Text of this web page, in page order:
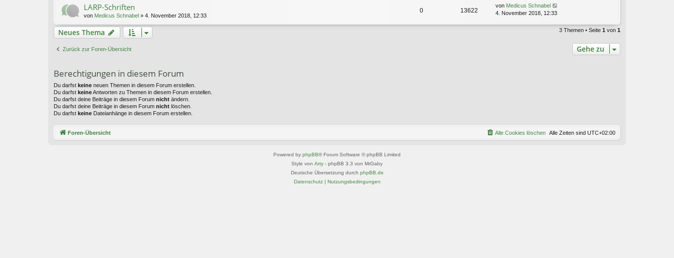
LARP-Schriften
von Medicus Schnabel » 4. November 2018, 12:33
0 13622
von Medicus Schnabel
4. November 2018, 12:33
Neues Thema 3 Themen • Seite 1 von 1
Zurück zur Foren-Übersicht Gehe zu
Berechtigungen in diesem Forum
Du darfst keine neuen Themen in diesem Forum erstellen.
Du darfst keineAntworten zu Themen in diesem Forum erstellen.
Du darfst deine Beiträge in diesem Forum nicht ändern.
Du darfst deine Beiträge in diesem Forum nicht löschen.
Du darfst keine Dateianhänge in diesem Forum erstellen.
Foren-Übersicht Alle Zeiten sind UTC+02:00
Alle Cookies löschen
Powered by phpBB® Forum Software © phpBB Limited
Style von Arty - phpBB 3.3 von MrGaby
Deutsche Übersetzung durch phpBB.de
Datenschutz| Nutzungsbedingungen